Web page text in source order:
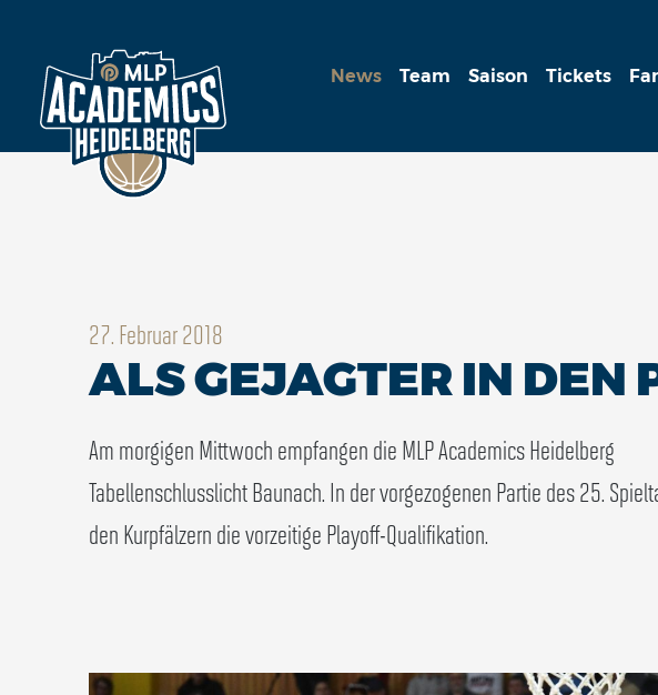
News Team Saison Tickets
27. Februar 2018
ALS GEJAGTER IN DEN
Am morgigen Mittwoch empfangen die MLP Academics Heidelberg
Tabellenschlusslicht Baunach. In der vorgezogenen Partie des 25.
den Kurpfälzern die vorzeitige Playoff-Qualifikation.